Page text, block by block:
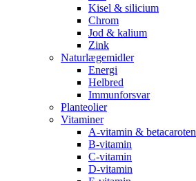
Kisel & silicium
Chrom
Jod & kalium
Zink
Naturlægemidler
Energi
Helbred
Immunforsvar
Planteolier
Vitaminer
A-vitamin & betacaroten
B-vitamin
C-vitamin
D-vitamin